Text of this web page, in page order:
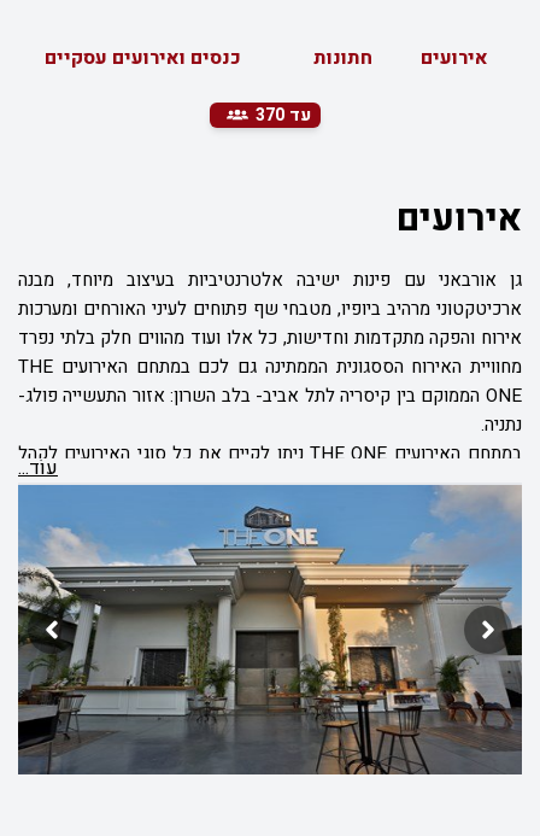
אירועים חתונות כנסים ואירועים עסקיים
עד 370
אירועים
גן אורבאני עם פינות ישיבה אלטרנטיביות בעיצוב מיוחד, מבנה
ארכיטקטוני מרהיב ביופיו, מטבחי שף פתוחים לעיני האורחים ומערכות
אירוח והפקה מתקדמות וחדישות, כל אלו ועוד מהווים חלק בלתי נפרד
מחוויית האירוח הססגונית הממתינה גם לכם במתחם האירועים THE
ONE הממוקם בין קיסריה לתל אביב- בלב השרון: אזור
התעשייה פולג-
נתניה.
במתחם האירועים THE ONE ניתן לקיים את כל סוגי האירועים לקהל
של עד 370 איש במסגרת אירועי ישיבה סביב שולחנות או עד 550
אורחים במסגרת אירועי קוקטייל עם פינות ישיבה והגשת בופה. מתחם
האירועים THE ONE מנוהל על ידי צוות מקצועי ומנוסה, כאשר החוויה
הקולינארית בראשותו של השף שלומי פרץ מהווה חלק בלתי נפרד
מהאירוע.
במתחם, תוכלו ליהנות מפתרונות הפקה ואירוח בהתאמה אישית וליהנות
ממגוון רחב של אמצעים קונספטואליים המותאמים לכל סוגי האירועים,
קטנים כגדולים ולכל מטרה.
עוֹד...